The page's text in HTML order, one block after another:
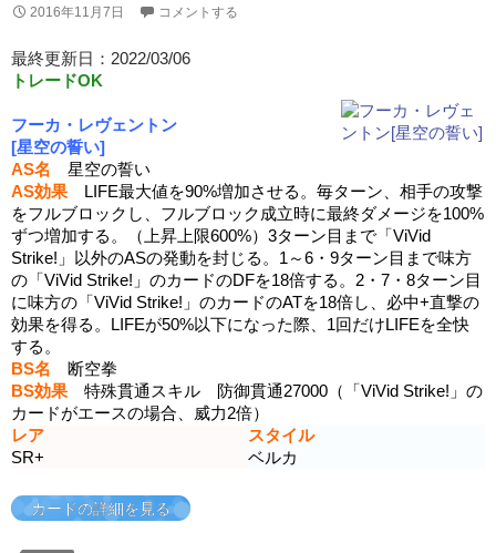
2016年11月7日 コメントする
最終更新日：2022/03/06
トレードOK
フーカ・レヴェントン
[星空の誓い]
AS名 星空の誓い
AS効果 LIFE最大値を90%増加させる。毎ターン、相手の攻撃
をフルブロックし、フルブロック成立時に最終ダメージを100%
ずつ増加する。（上昇上限600%）3ターン目まで「ViVid
Strike!」以外のASの発動を封じる。1～6・9ターン目まで味方
の「ViVid Strike!」のカードのDFを18倍する。2・7・8ターン目
に味方の「ViVid Strike!」のカードのATを18倍し、必中+直撃の
効果を得る。LIFEが50%以下になった際、1回だけLIFEを全快
する。
BS名 断空拳
BS効果 特殊貫通スキル 防御貫通27000（「ViVid Strike!」の
カードがエースの場合、威力2倍）
レア
スタイル
SR+
ベルカ
カードの詳細を見る